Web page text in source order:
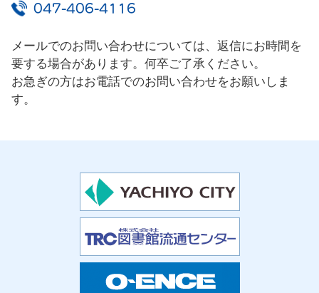
047-406-4116
メールでのお問い合わせについては、返信にお時間を
要する場合があります。何卒ご了承ください。
お急ぎの方はお電話でのお問い合わせをお願いしま
す。